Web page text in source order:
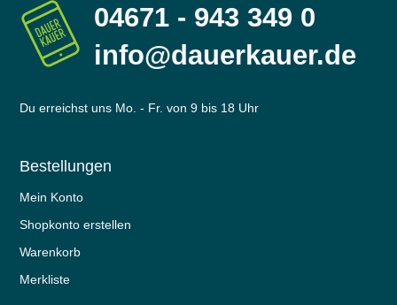
04671 - 943 349 0
info@dauerkauer.de
Du erreichst uns Mo. - Fr. von 9 bis 18 Uhr
Bestellungen
Mein Konto
Shopkonto erstellen
Warenkorb
Merkliste